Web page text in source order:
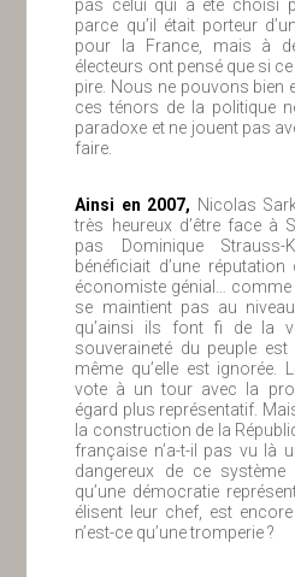
pas celui qui a été choisi
parce qu’il était porteur
pour la France, mais à
électeurs ont pensé que si
pire. Nous ne pouvons bien
ces ténors de la politique
paradoxe et ne jouent pas
faire.
Ainsi en 2007, Nicolas
très heureux d’être face à
pas Dominique
bénéficiait d’une
économiste génial…
se maintient pas au
qu’ainsi ils font fi de la
souveraineté du peuple
même qu’elle est ignorée.
vote à un tour avec la
égard plus représentatif.
la construction de la
française n’a-t-il pas vu là
dangereux de ce système
qu’une démocratie
élisent leur chef, est
n’est-ce qu’une tromperie ?